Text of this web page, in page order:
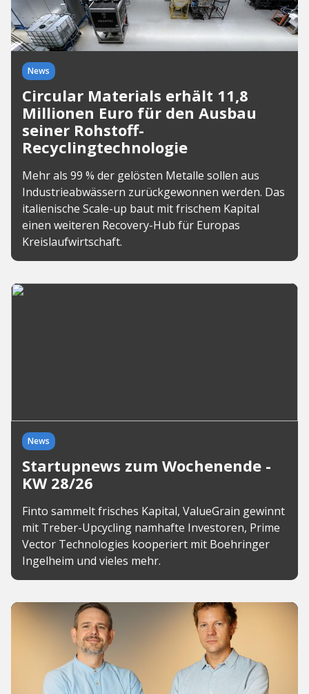
News
Circular Materials erhält 11,8
Millionen Euro für den Ausbau
seiner Rohstoff-
Recyclingtechnologie
Mehr als 99 % der gelösten Metalle sollen aus
Industrieabwässern zurückgewonnen werden. Das
italienische Scale-up baut mit frischem Kapital
einen weiteren Recovery-Hub für Europas
Kreislaufwirtschaft.
News
Startupnews zum Wochenende -
KW 28/26
Finto sammelt frisches Kapital, ValueGrain gewinnt
mit Treber-Upcycling namhafte Investoren, Prime
Vector Technologies kooperiert mit Boehringer
Ingelheim und vieles mehr.